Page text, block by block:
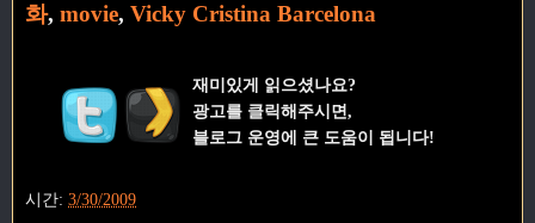
화, movie, Vicky Cristina Barcelona
재미있게 읽으셨나요?
광고를 클릭해주시면,
블로그 운영에 큰 도움이 됩니다!
시간: 3/30/2009